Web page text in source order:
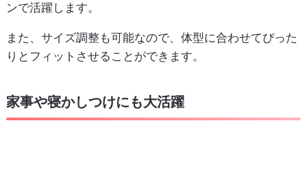
ンで活躍します。
また、サイズ調整も可能なので、体型に合わせてぴった
りとフィットさせることができます。
家事や寝かしつけにも大活躍